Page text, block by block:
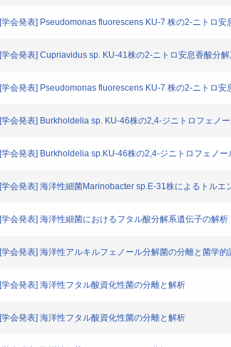
[学会発表] Pseudomonas fluorescens KU-7 株の2-ニトロ安
[学会発表] Cupriavidus sp. KU-41株の2-ニトロ安息香酸分
[学会発表] Pseudomonas fluorescens KU-7 株の2-ニトロ安
[学会発表] Burkholdelia sp. KU-46株の2,4-ジニトロフェノ
[学会発表] Burkholdelia sp.KU-46株の2,4-ジニトロフェノ
[学会発表] 海洋性細菌Marinobacter sp.E-31株によるトルエ
[学会発表] 海洋性細菌におけるフタル酸分解系遺伝子の解析
[学会発表] 海洋性アルキルフェノール分解菌の分離と菌学的
[学会発表] 海洋性フタル酸資化性菌の分離と解析
[学会発表] 海洋性フタル酸資化性菌の分離と解析